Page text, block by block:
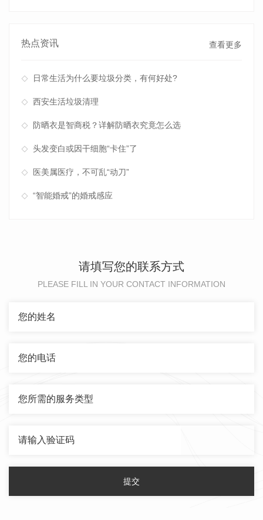
热点资讯 查看更多
日常生活为什么要垃圾分类，有何好处?
西安生活垃圾清理
防晒衣是智商税？详解防晒衣究竟怎么选
头发变白或因干细胞“卡住”了
医美属医疗，不可乱“动刀”
“智能婚戒”的婚戒感应
请填写您的联系方式
PLEASE FILL IN YOUR CONTACT INFORMATION
提交